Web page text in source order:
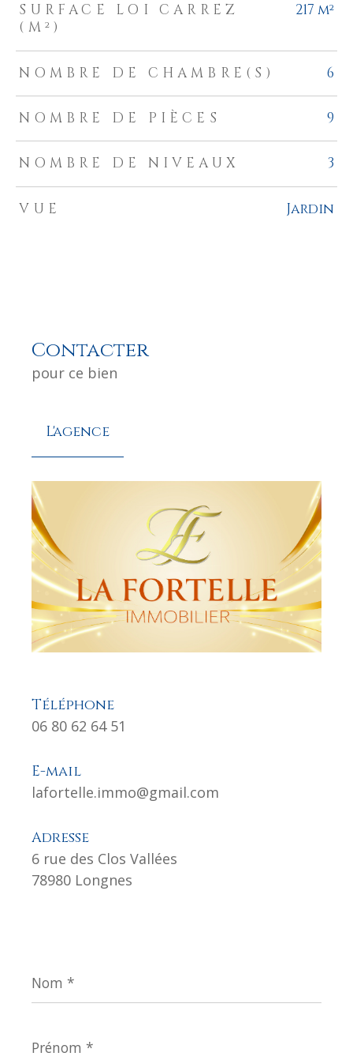
SURFACE LOI CARREZ
(M²)
217 m²
NOMBRE DE CHAMBRE(S) 6
NOMBRE DE PIÈCES 9
NOMBRE DE NIVEAUX 3
VUE Jardin
Contacter
pour ce bien
L'agence
Téléphone
06 80 62 64 51
E-mail
lafortelle.immo@gmail.com
Adresse
6 rue des Clos Vallées
78980 Longnes
*
*